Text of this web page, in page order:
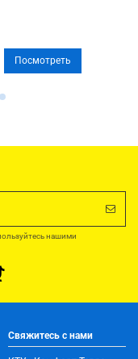
Посмотреть
нашими
Свяжитесь с нами